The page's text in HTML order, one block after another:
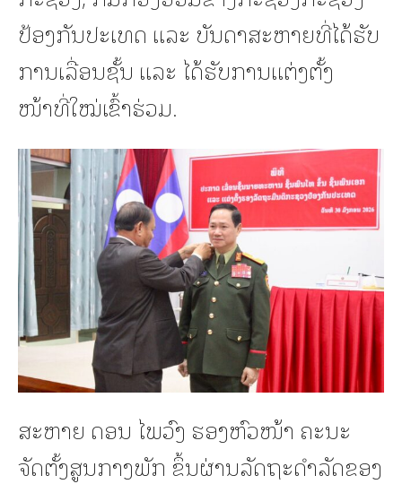
ປ້ອງກັນປະເທດ ເເລະ ບັນດາສະຫາຍທີ່ໄດ້ຮັບ
ການເລື່ອນຊັ້ນ ເເລະ ໄດ້ຮັບການເເຕ່ງຕັ້ງ
ໜ້າທີ່ໃໝ່ເຂົ້າຮ່ວມ.
ສະຫາຍ ດອນ ໄພວົງ ຮອງຫົວໜ້າ ຄະນະ
ຈັດຕັ້ງສູນກາງພັກ ຂຶ້ນຜ່ານລັດຖະດຳລັດຂອງ